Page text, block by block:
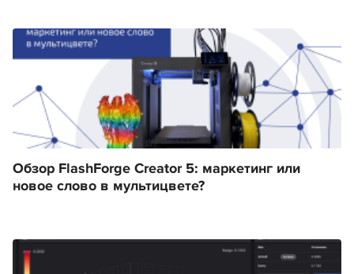
Обзор FlashForge Creator 5: маркетинг или
новое слово в мультицвете?